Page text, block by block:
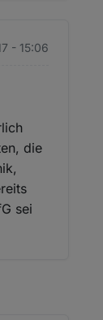
- 15:06
die
sei